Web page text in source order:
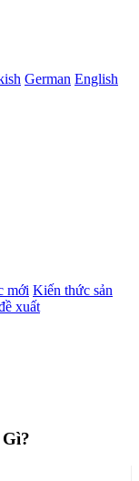
German English
mới Kiến thức sản
xuất